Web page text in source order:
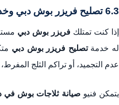
6.3 تصليح فريزر بوش دبي وخدمات التجميد
إذا كنت تمتلك فريزر بوش دبي
له خدمةتصليح فريزر بوش دبي
عدم التجميد، أو تراكم الثلج
يتمكن فنيو صيانة ثلاجات بوش في